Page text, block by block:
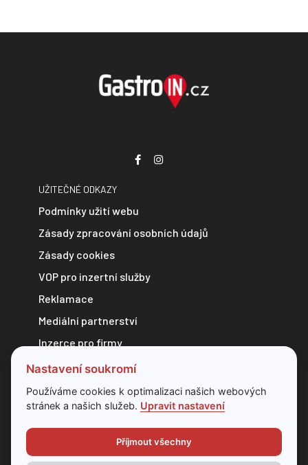
UŽITEČNÉ ODKAZY
Podmínky užití webu
Zásady zpracování osobních údajů
Zásady cookies
VOP pro inzertní služby
Reklamace
Mediální partnerství
Inzerce pro firmy
Zpravodajství do e-mailu
Kontakt
předchozí dohody s provozovatelem ho nelze jakkoliv
Nastavení soukromí
Používáme cookies k optimalizaci našich webových
stránek a našich služeb. Upravit nastavení
Příjmout všechny